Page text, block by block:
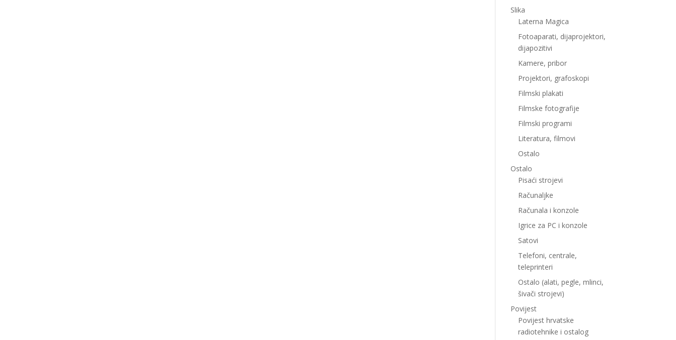
Slika
Laterna Magica
Fotoaparati, dijaprojektori,
dijapozitivi
Kamere, pribor
Projektori, grafoskopi
Filmski plakati
Filmske fotografije
Filmski programi
Literatura, filmovi
Ostalo
Ostalo
Pisaći strojevi
Računaljke
Računala i konzole
Igrice za PC i konzole
Satovi
Telefoni, centrale,
teleprinteri
Ostalo (alati, pegle, mlinci,
šivači strojevi)
Povijest
Povijest hrvatske
radiotehnike i ostalog